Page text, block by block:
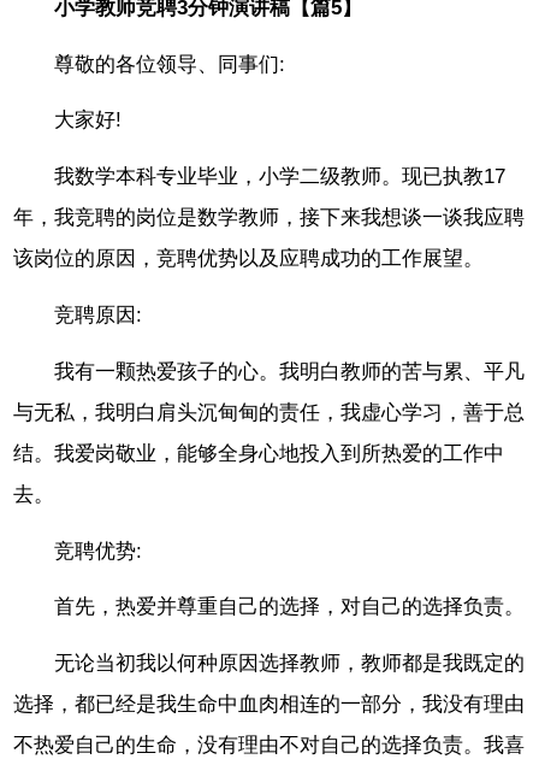
小学教师竞聘3分钟演讲稿【篇5】
尊敬的各位领导、同事们:
大家好!
我数学本科专业毕业，小学二级教师。现已执教17
年，我竞聘的岗位是数学教师，接下来我想谈一谈我应聘
该岗位的原因，竞聘优势以及应聘成功的工作展望。
竞聘原因:
我有一颗热爱孩子的心。我明白教师的苦与累、平凡
与无私，我明白肩头沉甸甸的责任，我虚心学习，善于总
结。我爱岗敬业，能够全身心地投入到所热爱的工作中
去。
竞聘优势:
首先，热爱并尊重自己的选择，对自己的选择负责。
无论当初我以何种原因选择教师，教师都是我既定的
选择，都已经是我生命中血肉相连的一部分，我没有理由
不热爱自己的生命，没有理由不对自己的选择负责。我喜